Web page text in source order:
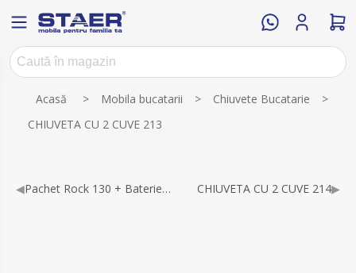
Acasă > Mobila bucatarii > Chiuvete Bucatarie
>
CHIUVETA CU 2 CUVE 213
◀ Pachet Rock 130 + Baterie Nina CHIUVETA CU 2 CUVE 214▶
Numele atributului Valoarea atributului